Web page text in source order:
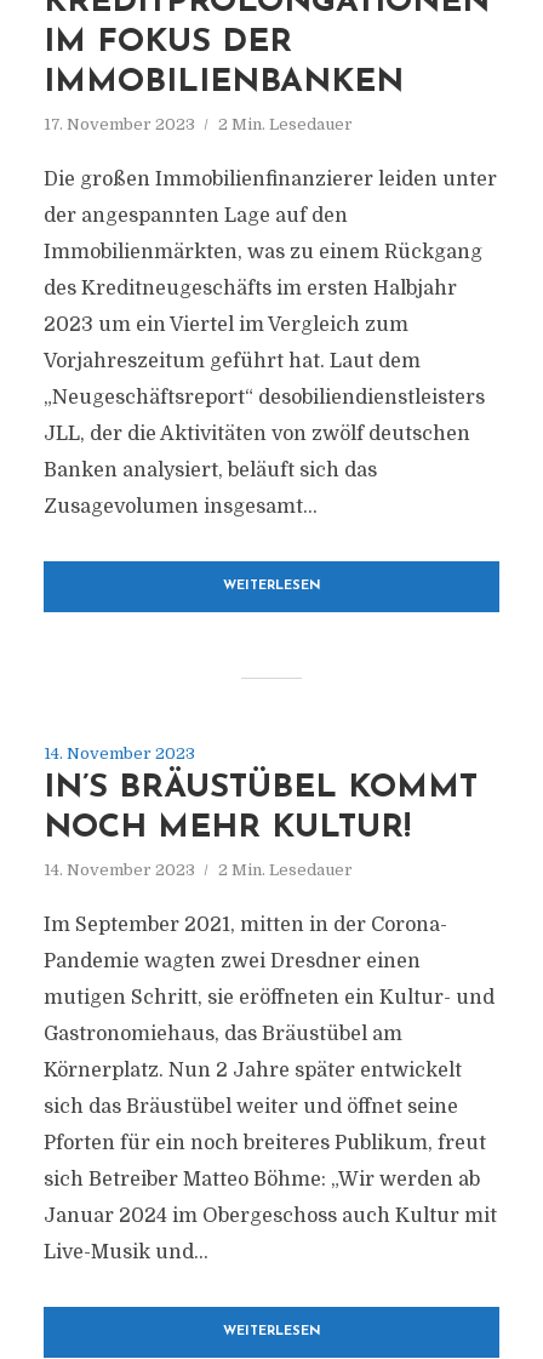
IM FOKUS DER
IMMOBILIENBANKEN
17. November 2023 2 Min. Lesedauer
Die großen Immobilienfinanzierer leiden unter
der angespannten Lage auf den
Immobilienmärkten, was zu einem Rückgang
des Kreditneugeschäfts im ersten Halbjahr
2023 um ein Viertel im Vergleich zum
Vorjahreszeitum geführt hat. Laut dem
„Neugeschäftsreport“ desobiliendienstleisters
JLL, der die Aktivitäten von zwölf deutschen
Banken analysiert, beläuft sich das
Zusagevolumen insgesamt...
WEITERLESEN
14. November 2023
IN’S BRÄUSTÜBEL KOMMT
NOCH MEHR KULTUR!
14. November 2023 2 Min. Lesedauer
Im September 2021, mitten in der Corona-
Pandemie wagten zwei Dresdner einen
mutigen Schritt, sie eröffneten ein Kultur- und
Gastronomiehaus, das Bräustübel am
Körnerplatz. Nun 2 Jahre später entwickelt
sich das Bräustübel weiter und öffnet seine
Pforten für ein noch breiteres Publikum, freut
sich Betreiber Matteo Böhme: „Wir werden ab
Januar 2024 im Obergeschoss auch Kultur mit
Live-Musik und...
WEITERLESEN